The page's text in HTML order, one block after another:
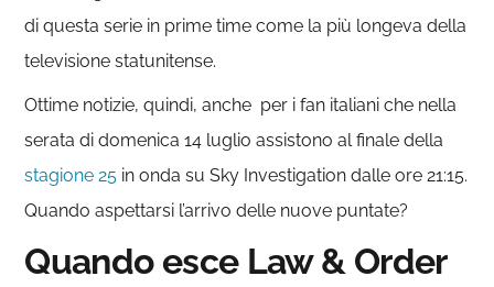
di questa serie in prime time come la più longeva della
televisione statunitense.
Ottime notizie, quindi, anche per i fan italiani che nella
serata di domenica 14 luglio assistono al finale della
stagione 25 in onda su Sky Investigation dalle ore 21:15.
Quando aspettarsi l’arrivo delle nuove puntate?
Quando esce Law & Order